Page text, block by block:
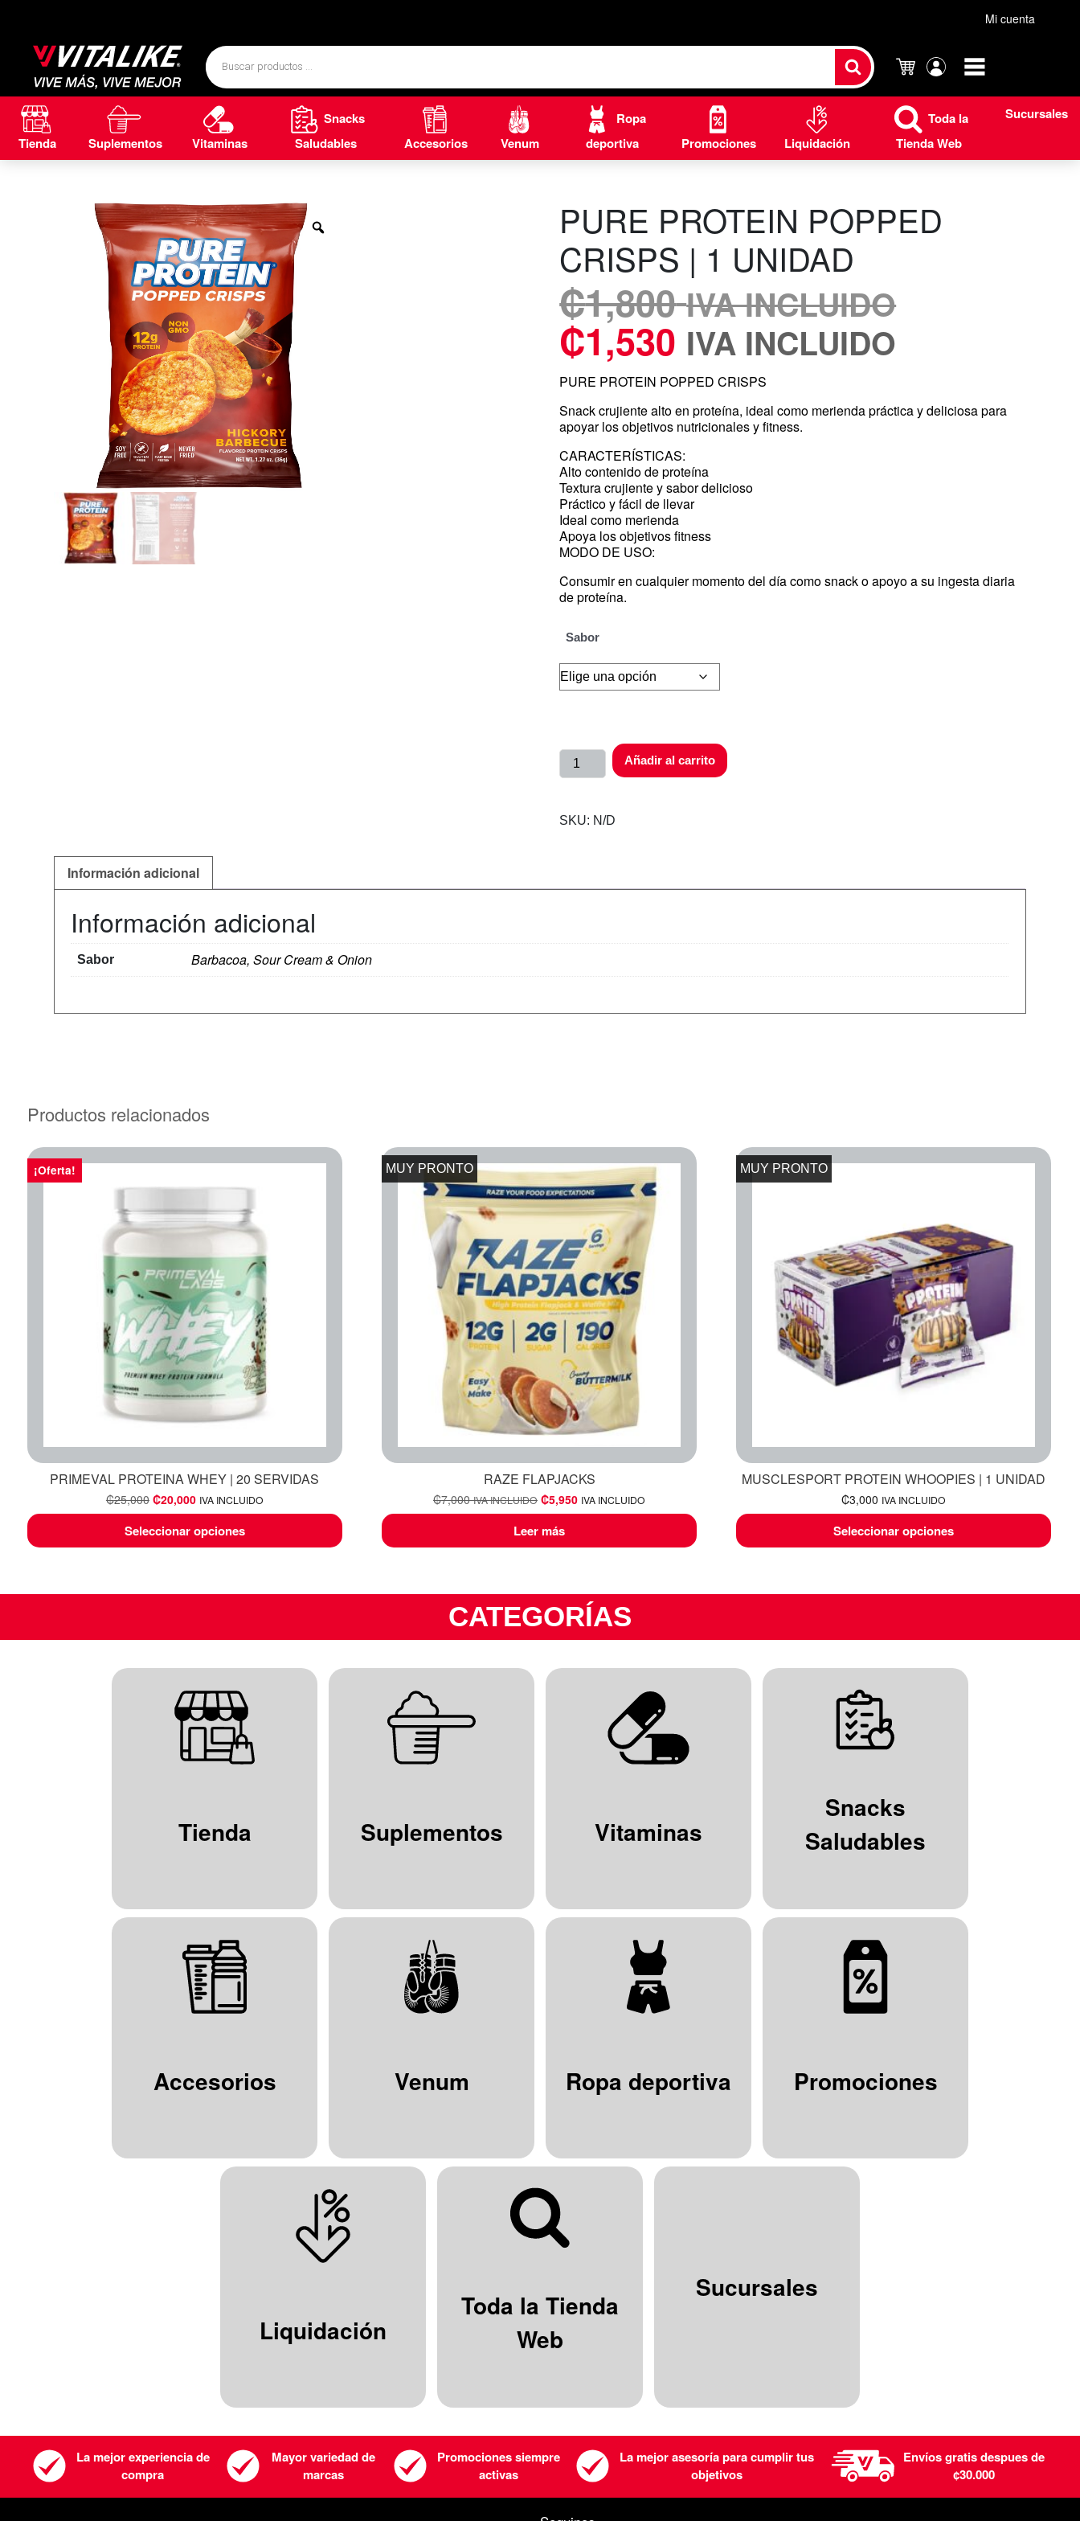
Mi cuenta
Carrito
cuenta
Tienda Suplementos Vitaminas
Snacks
Saludables
Accesorios Venum
Ropa
deportiva
Promociones Liquidación
Toda la
Tienda Web
Sucursales
PURE PROTEIN POPPED
CRISPS | 1 UNIDAD
₡1,800 IVA INCLUIDO
₡1,530 IVA INCLUIDO
PURE PROTEIN POPPED CRISPS
Snack crujiente alto en proteína, ideal como merienda práctica y deliciosa para
apoyar los objetivos nutricionales y fitness.
CARACTERÍSTICAS:
Alto contenido de proteína
Textura crujiente y sabor delicioso
Práctico y fácil de llevar
Ideal como merienda
Apoya los objetivos fitness
MODO DE USO:
Consumir en cualquier momento del día como snack o apoyo a su ingesta diaria
de proteína.
Sabor
Añadir al carrito
SKU: N/D
Información adicional
Información adicional
Sabor Barbacoa, Sour Cream & Onion
Productos relacionados
¡Oferta!
PRIMEVAL PROTEINA WHEY | 20 SERVIDAS
₡25,000 ₡20,000 IVA INCLUIDO
Seleccionar opciones
MUY PRONTO
RAZE FLAPJACKS
₡7,000 IVA INCLUIDO ₡5,950 IVA INCLUIDO
Leer más
MUY PRONTO
MUSCLESPORT PROTEIN WHOOPIES | 1 UNIDAD
₡3,000 IVA INCLUIDO
Seleccionar opciones
CATEGORÍAS
Tienda Suplementos Vitaminas
Snacks
Saludables
Accesorios Venum Ropa deportiva Promociones
Liquidación
Toda la Tienda
Web
Sucursales
La mejor experiencia de
compra
Mayor variedad de
marcas
Promociones siempre
activas
La mejor asesoría para cumplir tus
objetivos
Envíos gratis despues de
¢30.000